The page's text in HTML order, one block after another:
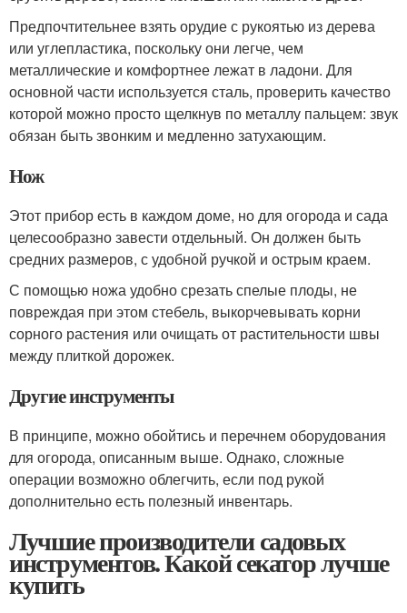
Предпочтительнее взять орудие с рукоятью из дерева
или углепластика, поскольку они легче, чем
металлические и комфортнее лежат в ладони. Для
основной части используется сталь, проверить качество
которой можно просто щелкнув по металлу пальцем: звук
обязан быть звонким и медленно затухающим.
Нож
Этот прибор есть в каждом доме, но для огорода и сада
целесообразно завести отдельный. Он должен быть
средних размеров, с удобной ручкой и острым краем.
С помощью ножа удобно срезать спелые плоды, не
повреждая при этом стебель, выкорчевывать корни
сорного растения или очищать от растительности швы
между плиткой дорожек.
Другие инструменты
В принципе, можно обойтись и перечнем оборудования
для огорода, описанным выше. Однако, сложные
операции возможно облегчить, если под рукой
дополнительно есть полезный инвентарь.
Лучшие производители садовых
инструментов. Какой секатор лучше
купить